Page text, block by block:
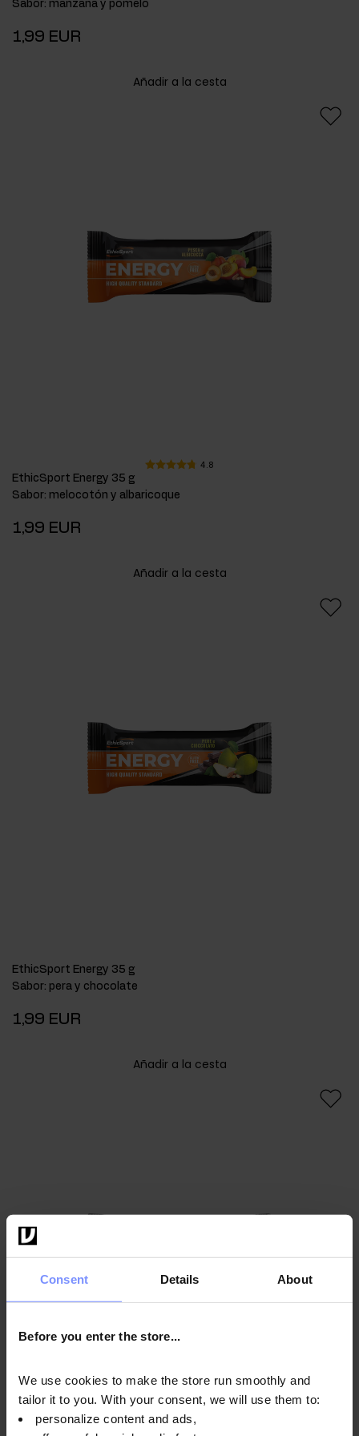
Consent Details About
Before you enter the store...
We use cookies to make the store run smoothly and
tailor it to you. With your consent, we will use them to:
personalize content and ads,
Sabor: manzana y pomelo
1,99 EUR
Añadir a la cesta
4.8
EthicSport Energy 35 g
Sabor: melocotón y albaricoque
1,99 EUR
Añadir a la cesta
EthicSport Energy 35 g
Sabor: pera y chocolate
1,99 EUR
Añadir a la cesta